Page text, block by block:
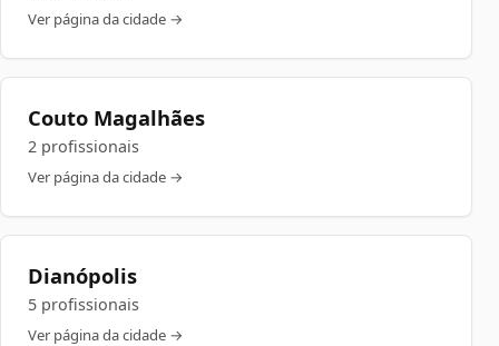
Ver página da cidade →
Couto Magalhães
2 profissionais
Ver página da cidade →
Dianópolis
5 profissionais
Ver página da cidade →